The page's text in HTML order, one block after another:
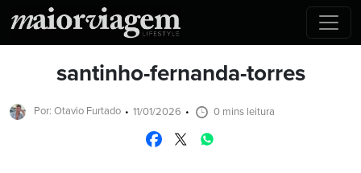
santinho-fernanda-torres
Por: Otavio Furtado 11/01/2026 0 mins leitura